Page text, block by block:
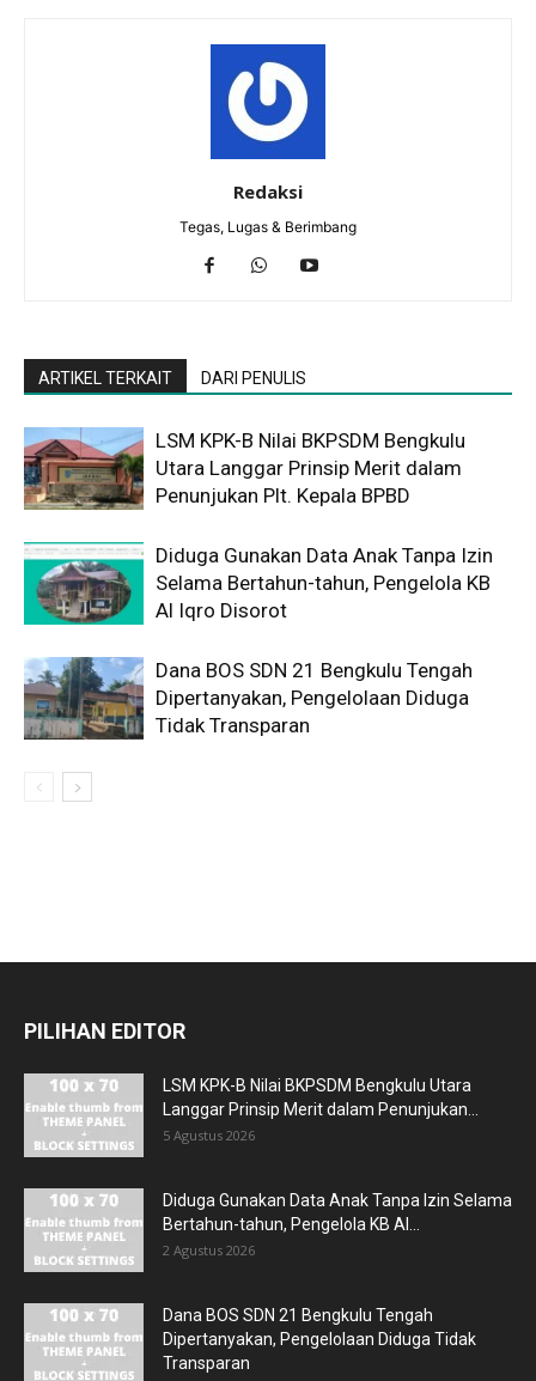
Redaksi
Tegas, Lugas & Berimbang
ARTIKEL TERKAIT DARI PENULIS
LSM KPK-B Nilai BKPSDM Bengkulu
Utara Langgar Prinsip Merit dalam
Penunjukan Plt. Kepala BPBD
Diduga Gunakan Data Anak Tanpa Izin
Selama Bertahun-tahun, Pengelola KB
Al Iqro Disorot
Dana BOS SDN 21 Bengkulu Tengah
Dipertanyakan, Pengelolaan Diduga
Tidak Transparan
PILIHAN EDITOR
LSM KPK-B Nilai BKPSDM Bengkulu Utara
Langgar Prinsip Merit dalam Penunjukan...
5 Agustus 2026
Diduga Gunakan Data Anak Tanpa Izin Selama
Bertahun-tahun, Pengelola KB Al...
2 Agustus 2026
Dana BOS SDN 21 Bengkulu Tengah
Dipertanyakan, Pengelolaan Diduga Tidak
Transparan